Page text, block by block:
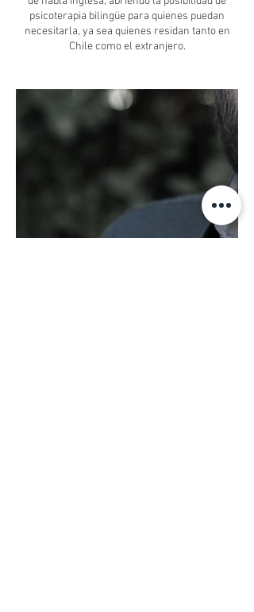
psicoterapia bilingüe para quienes puedan
necesitarla, ya sea quienes residan tanto en
Chile como el extranjero.